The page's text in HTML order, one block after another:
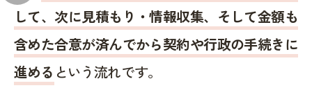
して、次に見積もり・情報収集、そして金額も
含めた合意が済んでから契約や行政の手続きに
進める という流れです。